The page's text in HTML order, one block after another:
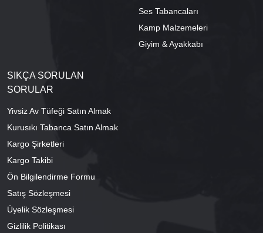
Ses Tabancaları
Kamp Malzemeleri
Giyim & Ayakkabı
SIKÇA SORULAN
SORULAR
Yivsiz Av Tüfeği Satın Almak
Kurusıkı Tabanca Satın Almak
Kargo Şirketleri
Kargo Takibi
Ön Bilgilendirme Formu
Satış Sözleşmesi
Üyelik Sözleşmesi
Gizlilik Politikası